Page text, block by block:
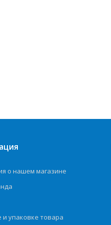
о нашем магазине
и упаковке товара